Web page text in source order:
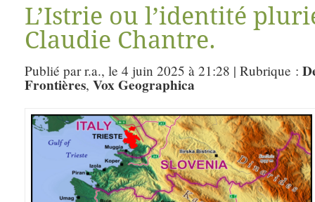
L’Istrie ou l’identité
Claudie Chantre.
Publié par r.a., le 4 juin 2025 à 21:28 | Rubrique :
Frontières, Vox Geographica